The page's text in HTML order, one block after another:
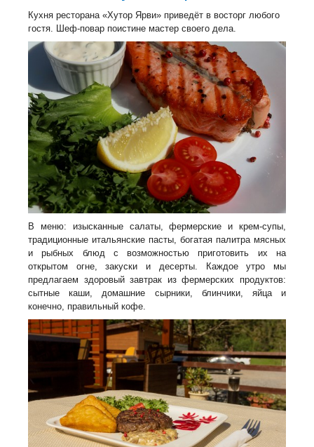
Кухня ресторана «Хутор Ярви» приведёт в восторг любого
гостя. Шеф-повар поистине мастер своего дела.
В меню: изысканные салаты, фермерские и крем-супы,
традиционные итальянские пасты, богатая палитра мясных
и рыбных блюд с возможностью приготовить их на
открытом огне, закуски и десерты. Каждое утро мы
предлагаем здоровый завтрак из фермерских продуктов:
сытные каши, домашние сырники, блинчики, яйца и
конечно, правильный кофе.